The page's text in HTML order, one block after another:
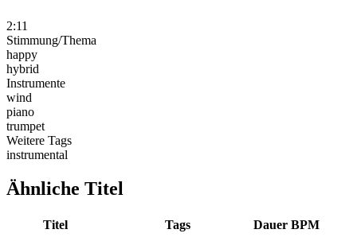
2:11
Stimmung/Thema
happy
hybrid
Instrumente
wind
piano
trumpet
Weitere Tags
instrumental
Ähnliche Titel
Titel Tags Dauer BPM